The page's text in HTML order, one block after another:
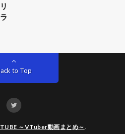
to Top
～VTuber動画まとめ～